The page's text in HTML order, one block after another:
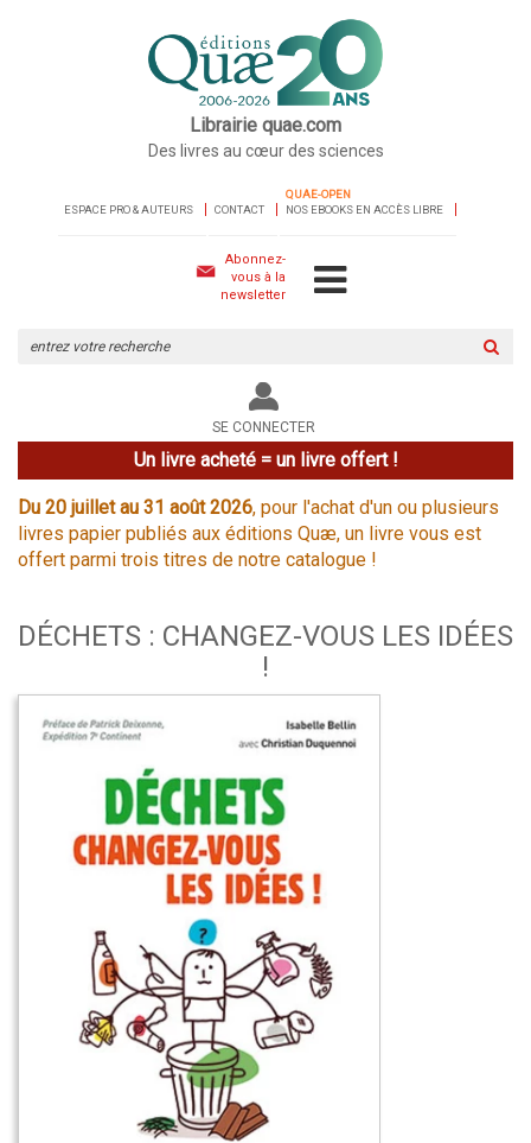
Librairie quae.com
Des livres au cœur des sciences
ESPACE PRO & AUTEURS CONTACT
QUAE-OPEN
NOS EBOOKS EN ACCÈS LIBRE
Abonnez-
vous à la
newsletter
le
site
SE CONNECTER
Un livre acheté = un livre offert !
Du 20 juillet au 31 août 2026, pour l'achat d'un ou plusieurs
livres papier publiés aux éditions Quæ, un livre vous est
offert parmi trois titres de notre catalogue !
DÉCHETS : CHANGEZ-VOUS LES IDÉES
!